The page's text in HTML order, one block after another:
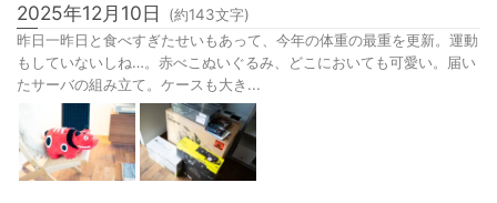
2025年12月10日 (約143文字)
昨日一昨日と食べすぎたせいもあって、今年の体重の最重を更新。運動
もしていないしね…。赤べこぬいぐるみ、どこにおいても可愛い。届い
たサーバの組み立て。ケースも大き...